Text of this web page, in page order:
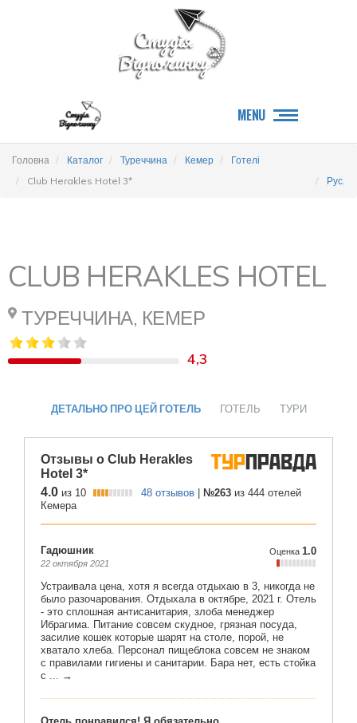
MENU
Головна Каталог Туреччина Кемер
Готелі
Club Herakles Hotel 3*
Рус.
CLUB HERAKLES HOTEL
ТУРЕЧЧИНА, КЕМЕР
4,3
ДЕТАЛЬНО ПРО ЦЕЙ ГОТЕЛЬ ГОТЕЛЬ ТУРИ